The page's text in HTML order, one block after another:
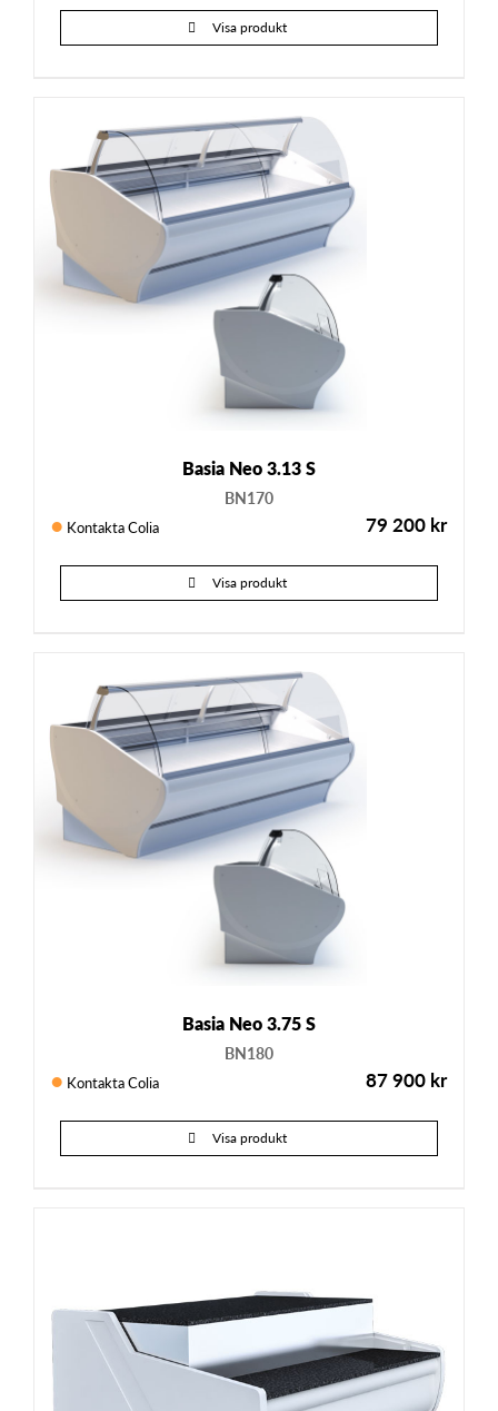
Visa produkt
Basia Neo 3.13 S
BN170
Kontakta Colia 79 200 kr
Visa produkt
Basia Neo 3.75 S
BN180
Kontakta Colia 87 900 kr
Visa produkt